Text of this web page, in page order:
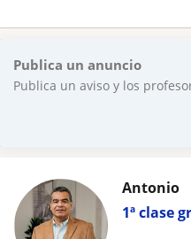
Publica un anuncio
Publica un aviso y los
1ª clase
Antonio